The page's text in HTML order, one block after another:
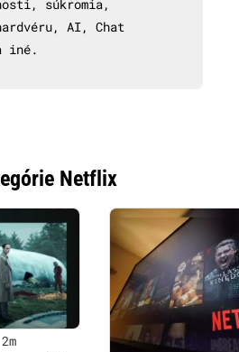
súkromia,
AI, Chat
iné.
Netflix
2m